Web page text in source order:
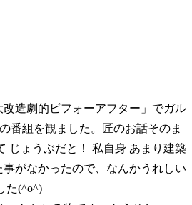
造劇的ビフォーアフター」でガル
番組を観ました。匠のお話そのま
じょうぶだと！ 私自身 あまり建築
がなかったので、なんかうれしい
た(^o^)